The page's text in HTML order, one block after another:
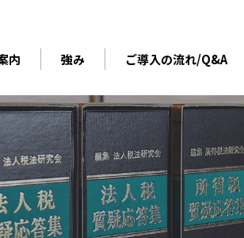
内 強み ご導入の流れ/Q&A